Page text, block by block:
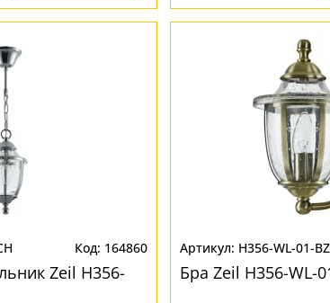
164860
Zeil H356-
H356-WL-01-BZ
Бра Zeil H356-WL-